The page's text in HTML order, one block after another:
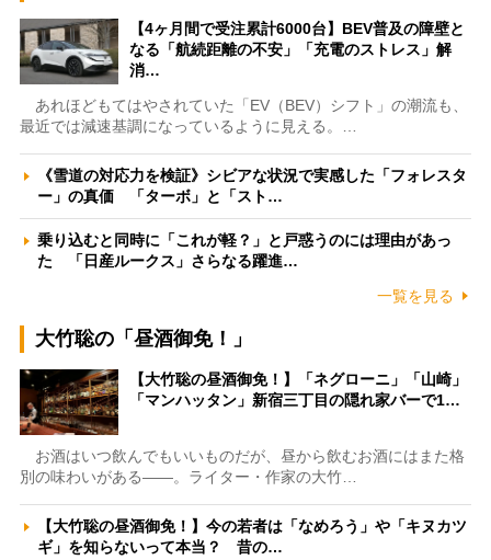
【4ヶ月間で受注累計6000台】BEV普及の障壁と
なる「航続距離の不安」「充電のストレス」解
消…
あれほどもてはやされていた「EV（BEV）シフト」の潮流も、
最近では減速基調になっているように見える。…
《雪道の対応力を検証》シビアな状況で実感した「フォレスタ
ー」の真価 「ターボ」と「スト…
乗り込むと同時に「これが軽？」と戸惑うのには理由があっ
た 「日産ルークス」さらなる躍進…
一覧を見る
大竹聡の「昼酒御免！」
【大竹聡の昼酒御免！】「ネグローニ」「山崎」
「マンハッタン」新宿三丁目の隠れ家バーで1…
お酒はいつ飲んでもいいものだが、昼から飲むお酒にはまた格
別の味わいがある――。ライター・作家の大竹…
【大竹聡の昼酒御免！】今の若者は「なめろう」や「キヌカツ
ギ」を知らないって本当？ 昔の…